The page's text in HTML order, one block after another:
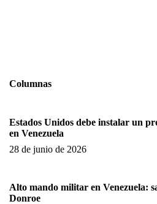
Columnas
Estados Unidos debe instalar un
en Venezuela
28 de junio de 2026
Alto mando militar en Venezuela:
Donroe